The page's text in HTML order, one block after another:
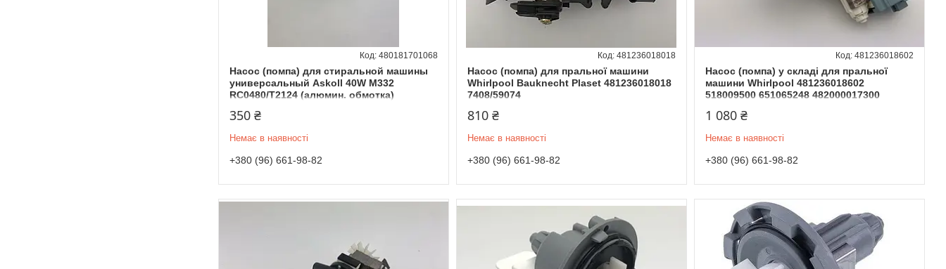
Насос (помпа) для стиральной машины
универсальный Askoll 40W M332
RC0480/T2124 (алюмин. обмотка)
480181701068
350 ₴
Немає в наявності
+380 (96) 661-98-82
Насос (помпа) для пральної машини
Whirlpool Bauknecht Plaset 481236018018
7408/59074
481236018018
810 ₴
Немає в наявності
+380 (96) 661-98-82
Насос (помпа) у складі для пральної
машини Whirlpool 481236018602
518009500 651065248 482000017300
481236018602
1 080 ₴
Немає в наявності
+380 (96) 661-98-82